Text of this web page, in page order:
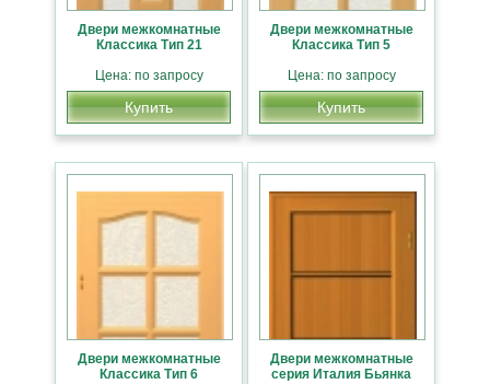
Двери межкомнатные
Классика Тип 21
Цена: по запросу
Купить
Двери межкомнатные
Классика Тип 5
Цена: по запросу
Купить
Двери межкомнатные
Классика Тип 6
Двери межкомнатные
серия Италия Бьянка